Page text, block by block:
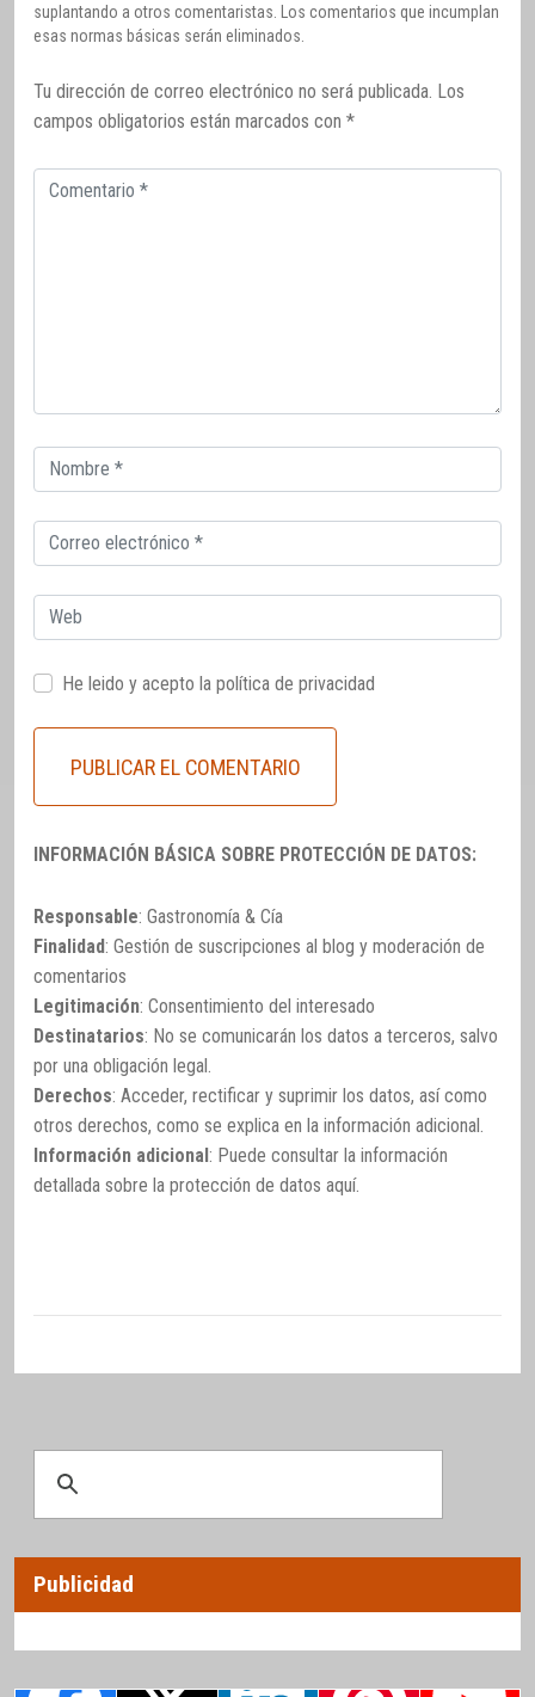
suplantando a otros comentaristas. Los comentarios que incumplan
esas normas básicas serán eliminados.
Tu dirección de correo electrónico no será publicada. Los
campos obligatorios están marcados con *
Comentario
Correo
electrónico
Correo
electrónico
Web
He leido y acepto la política de privacidad
INFORMACIÓN BÁSICA SOBRE PROTECCIÓN DE DATOS:
Responsable: Gastronomía & Cía
Finalidad: Gestión de suscripciones al blog y moderación de
comentarios
Legitimación: Consentimiento del interesado
Destinatarios: No se comunicarán los datos a terceros, salvo
por una obligación legal.
Derechos: Acceder, rectificar y suprimir los datos, así como
otros derechos, como se explica en la información adicional.
Información adicional: Puede consultar la información
detallada sobre la protección de datos aquí.
Publicidad